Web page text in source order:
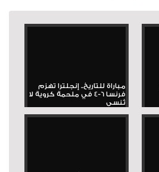
مباراة للتاريخ.. إنجلترا تهزم
فرنسا 6-4 في ملحمة كروية لا
تُنسى